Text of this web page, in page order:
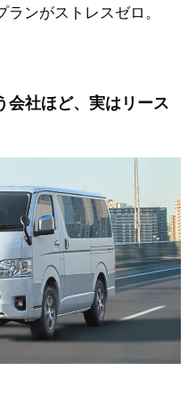
ンがストレスゼロ。
会社ほど、実はリース